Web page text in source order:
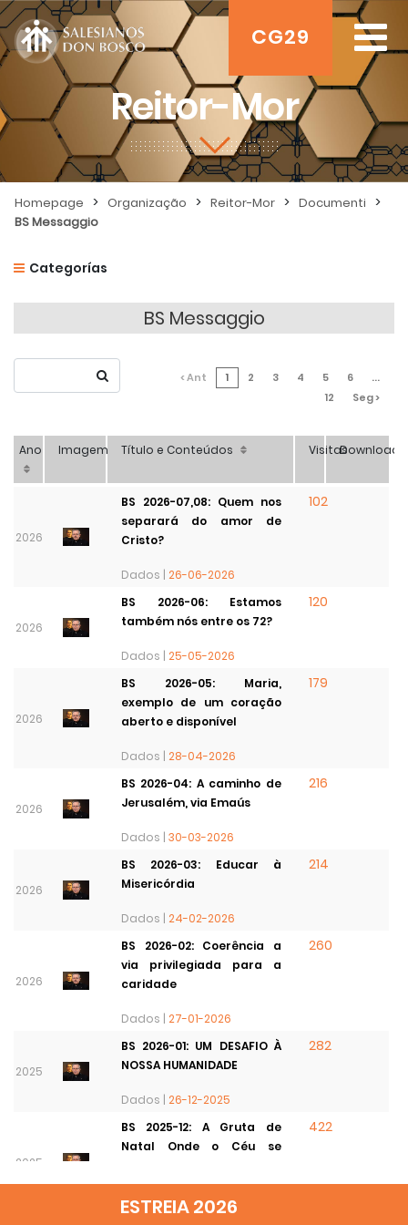
CG29
Reitor-Mor
Homepage > Organização > Reitor-Mor > Documenti >
BS Messaggio
Categorías
BS Messaggio
< Ant 1 2 3 4 5 6
...
12
Seg >
Ano Imagem Título e Conteúdos VisitasDownload
2026
BS 2026-07,08: Quem nos
separará do amor de
Cristo?
Dados | 26-06-2026
102
2026
BS 2026-06: Estamos
também nós entre os 72?
Dados | 25-05-2026
120
2026
BS 2026-05: Maria,
exemplo de um coração
aberto e disponível
Dados | 28-04-2026
179
2026
BS 2026-04: A caminho de
Jerusalém, via Emaús
Dados | 30-03-2026
216
2026
BS 2026-03: Educar à
Misericórdia
Dados | 24-02-2026
214
2026
BS 2026-02: Coerência a
via privilegiada para a
caridade
Dados | 27-01-2026
260
2025
BS 2026-01: UM DESAFIO À
NOSSA HUMANIDADE
Dados | 26-12-2025
282
2025
BS 2025-12: A Gruta de
Natal Onde o Céu se
Dados |25-11-2025
422
ESTREIA 2026